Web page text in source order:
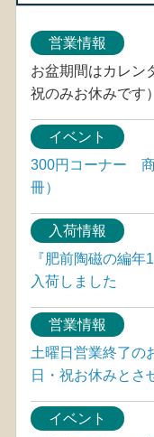
営業情報
お盆期間はカレン
祝のみお休みです）
イベント
300円コーナー
冊）
入荷情報
『肥前陶磁の編
入荷しました
営業情報
土曜日営業終了の
日・祝お休みとさ
イベント